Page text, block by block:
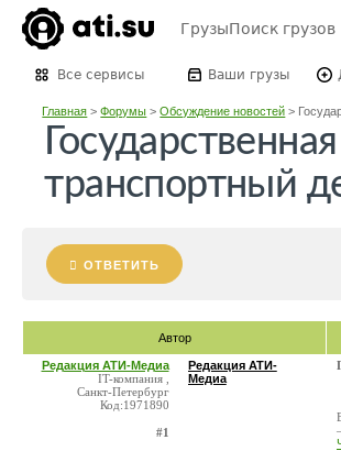
ГрузыПоиск грузов
Все сервисы Ваши грузы
Главная >Форумы >Обсуждение новостей >
транспортный
ОТВЕТИТЬ
Автор
Редакция АТИ-Медиа
IT-компания ,
Санкт-Петербург
Код:1971890
#1
Редакция АТИ-
Медиа